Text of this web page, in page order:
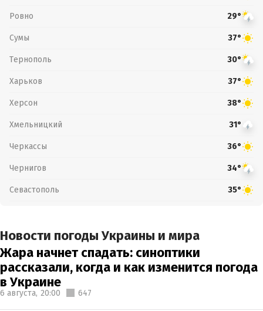
Ровно 29°
Сумы 37°
Тернополь 30°
Харьков 37°
Херсон 38°
Хмельницкий 31°
Черкассы 36°
Чернигов 34°
Севастополь 35°
Новости погоды Украины и мира
Жара начнет спадать: синоптики
рассказали, когда и как изменится погода
в Украине
6 августа, 20:00 647